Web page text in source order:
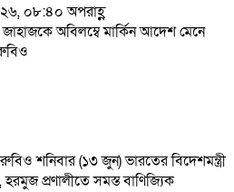
০৮:৪০ অপরাহ্ণ
রুবিও শনিবার (১৩ জুন) ভারতের বিদেশমন্ত্রী
প্রণালীতে সমস্ত বাণিজ্যিক